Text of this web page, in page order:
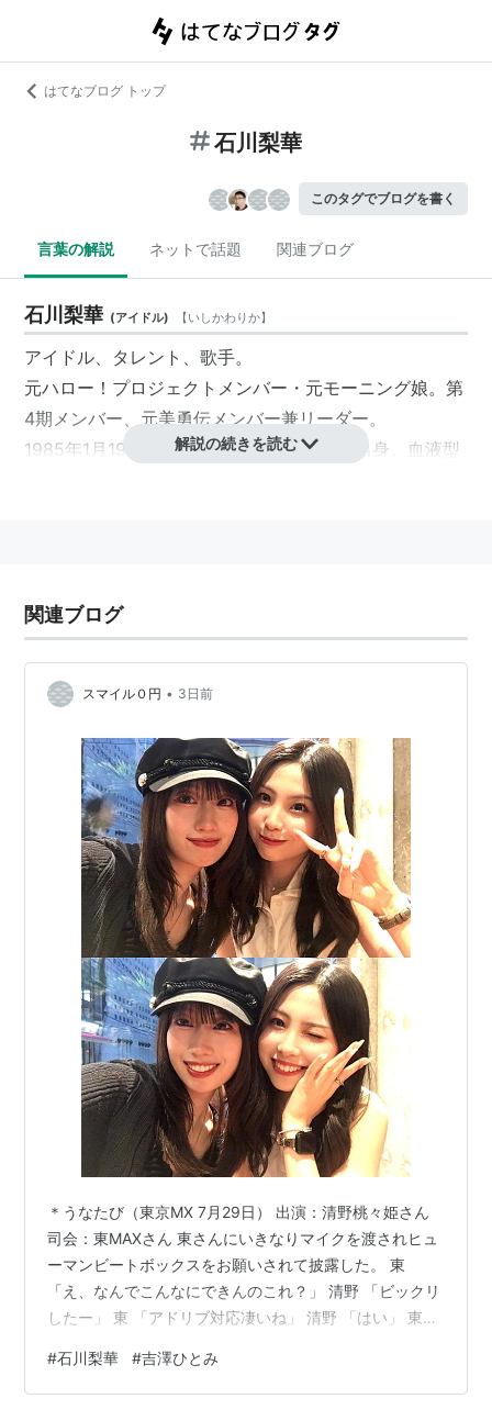
はてなブログ トップ
石川梨華
このタグでブログを書く
言葉の解説 ネットで話題 関連ブログ
石川梨華 (アイドル) 【いしかわりか】
アイドル、タレント、歌手。
元ハロー！プロジェクトメンバー・元モーニング娘。第
4期メンバー、元美勇伝メンバー兼リーダー。
1985年1月19日生まれ。神奈川県横須賀市出身。血液型
ープも含めDEF.DIVAの時点で11組に所属。2011年に
は、つんく♂がエグゼクティブプロデューサーを務める
映画『篤姫ナンバー1』で初主演を務め、「アカデミー
賞を狙う」と強い意気込みを語った。
特徴・特技
ハロプロ内でのあだ名は「梨華ちゃん」、「チャーミ
ー」、「りかっち 」など。名前の由来は「みんなから愛
されるように」と「リカちゃん人形」から付けられた。
特技は新体操で習ったY字バランス、テレビのゲスト出
演の時に「やってみて」と言われることが多い。好きな
色はピンクで、ハロプロ内でも有名なピンク好きであ
る。母の影響から生きた鳥が大の苦手だが鶏肉は大好
き。三姉妹の真ん中で次女にあたる。父親の影響から阪
神タイガースファン、野球に詳しくはないが「パチョレ
ック」等の選手名も飛び出す。中学校時代はテニス部に
在籍し、その頃からの肌の地黒を自分でも認めている。
「モーニング娘。第3回追加オーディション」にて合格
タンポポ」を通じて飯田圭織が叱咤激励、「ポジティ
ブ」という言葉を授けられる。以降石川はこれを「好き
な言葉」としている。このエピソードから飯田を敬愛し
「かおたん」と呼ぶ。2003年のハロプロ「スポーツフ
など、現在は負けず嫌いな性格。モー娘。加入時の教育
解説の続きを読む
関連ブログ
スマイル０円 • 3日前
＊うなたび（東京MX 7月29日） 出演：清野桃々姫さん
司会：東MAXさん 東さんにいきなりマイクを渡されヒュ
ーマンビートボックスをお願いされて披露した。 東
「え、なんでこんなにできんのこれ？」 清野 「ビックリ
したー」 東 「アドリブ対応凄いね」 清野 「はい」 東
BEYOOOOONDSでグループでやってた時に曲が止まっ
たことがありまして、その時もビートボックスで繋いだ
#石川梨華 #吉澤ひとみ